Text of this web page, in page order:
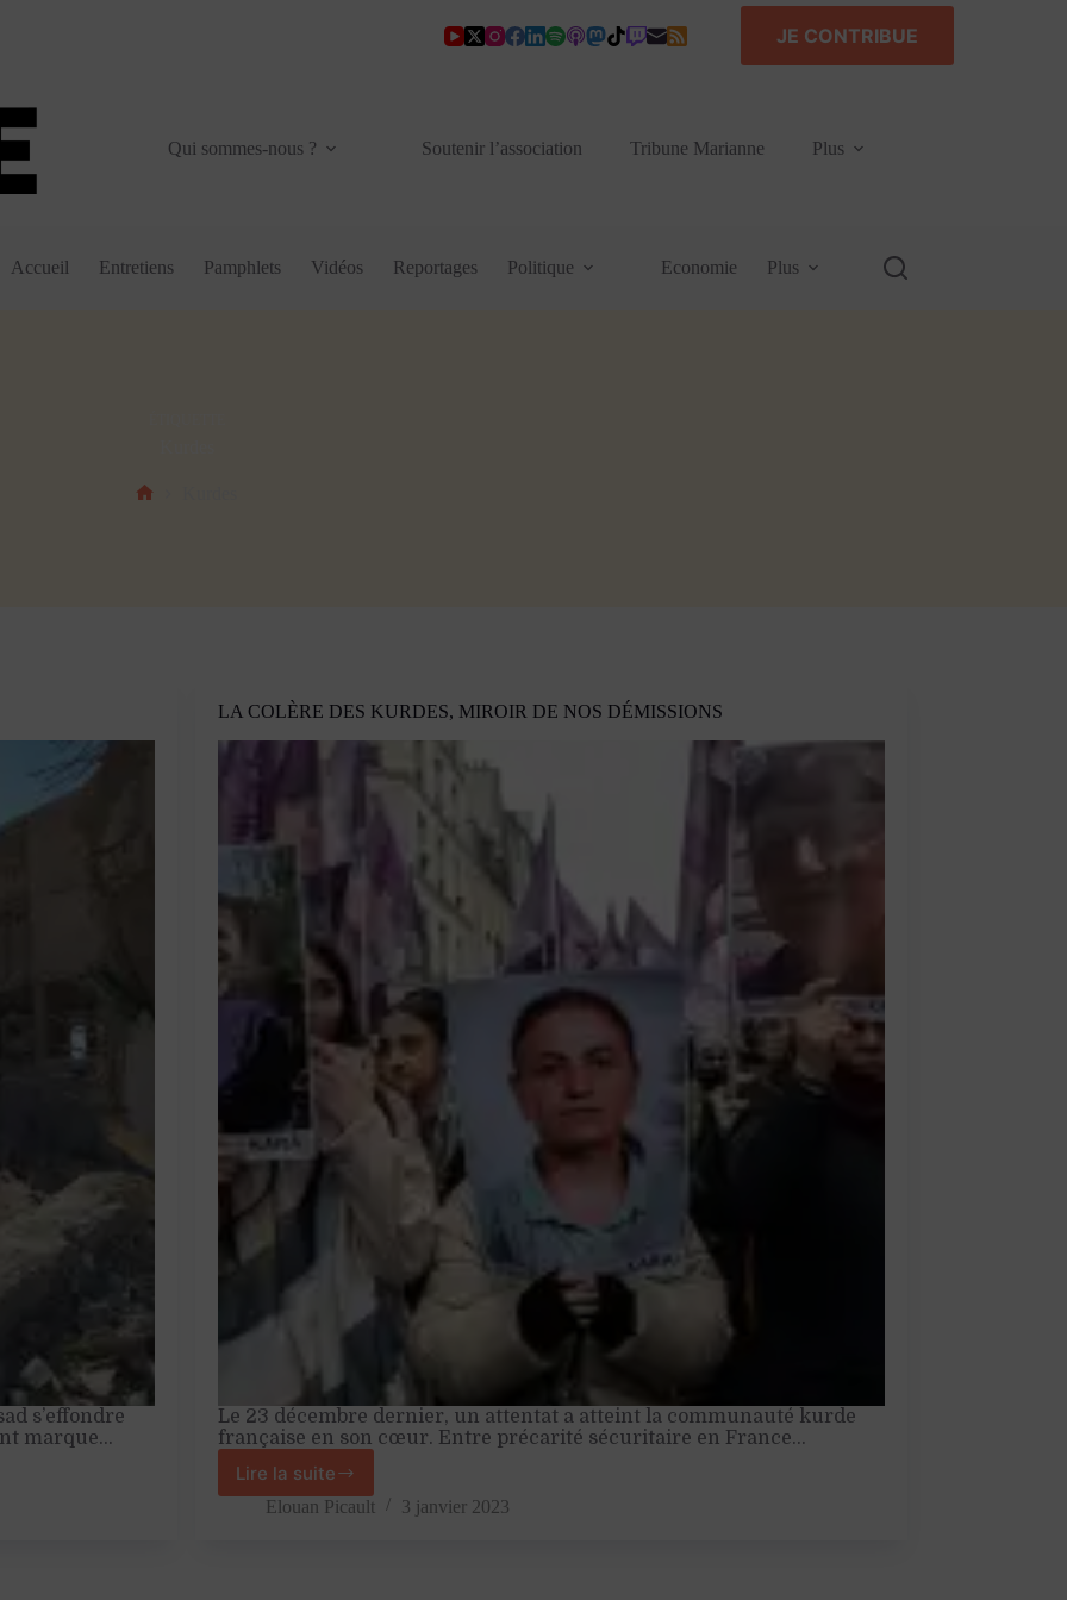
JE CONTRIBUE
Qui sommes-nous ? Soutenir l’association Tribune Marianne Plus
Accueil Entretiens Pamphlets Vidéos Reportages Politique Economie Plus
s’effondre
marque…
LA COLÈRE DES KURDES, MIROIR DE NOS DÉMISSIONS
Le 23 décembre dernier, un attentat a atteint la communauté kurde
française en son cœur. Entre précarité sécuritaire en France…
Lire la suite
La
colère
Elouan Picault 3 janvier 2023